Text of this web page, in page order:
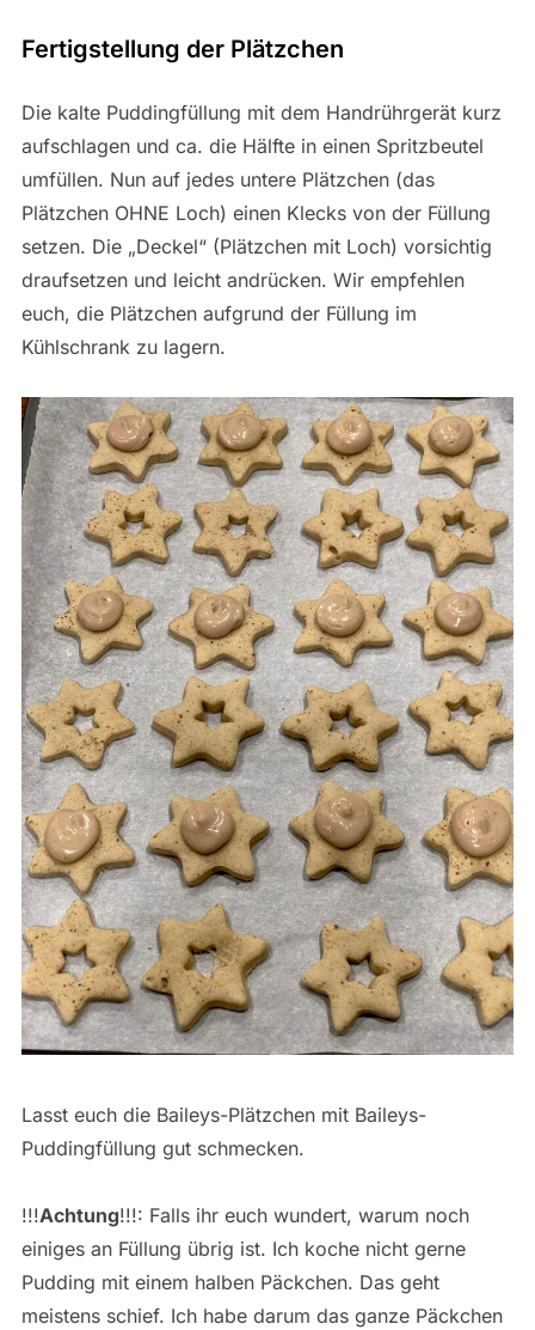
Fertigstellung der Plätzchen
Die kalte Puddingfüllung mit dem Handrührgerät kurz
aufschlagen und ca. die Hälfte in einen Spritzbeutel
umfüllen. Nun auf jedes untere Plätzchen (das
Plätzchen OHNE Loch) einen Klecks von der Füllung
setzen. Die „Deckel“ (Plätzchen mit Loch) vorsichtig
draufsetzen und leicht andrücken. Wir empfehlen
euch, die Plätzchen aufgrund der Füllung im
Kühlschrank zu lagern.
Lasst euch die Baileys-Plätzchen mit Baileys-
Puddingfüllung gut schmecken.
!!!Achtung!!!: Falls ihr euch wundert, warum noch
einiges an Füllung übrig ist. Ich koche nicht gerne
Pudding mit einem halben Päckchen. Das geht
meistens schief. Ich habe darum das ganze Päckchen